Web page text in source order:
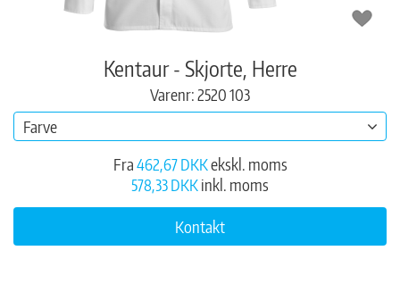
Kentaur - Skjorte, Herre
Varenr: 2520 103
Farve
Fra462,67 DKKekskl. moms
578,33 DKKinkl. moms
Kontakt